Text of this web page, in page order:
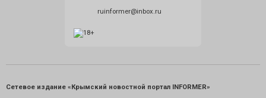
ruinformer@inbox.ru
Сетевое издание «Крымский новостной портал INFORMER»